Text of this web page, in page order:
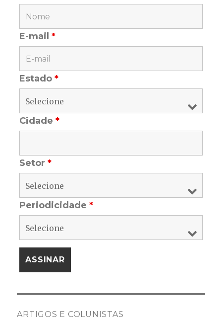
E-mail*
Estado*
Cidade*
Setor*
Periodicidade*
ARTIGOS E COLUNISTAS